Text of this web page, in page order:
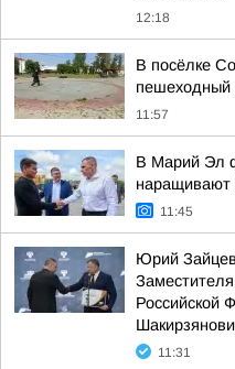
12:18
В посёлке
пешеходный
11:57
В Марий Эл
11:45
Юрий
Российской
11:31